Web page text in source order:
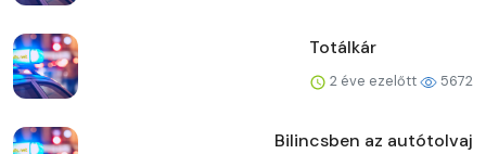
Totálkár
2 éve ezelőtt 5672
Bilincsben az autótolvaj